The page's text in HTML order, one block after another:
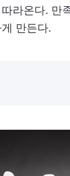
라온다. 만
만든다.